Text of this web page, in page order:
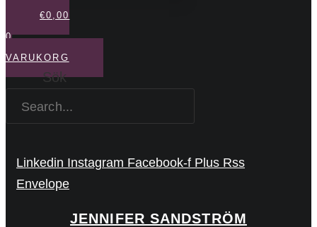
€0,00
0
VARUKORG
Sök
Linkedin Instagram Facebook-f Plus Rss
Envelope
JENNIFER SANDSTRÖM